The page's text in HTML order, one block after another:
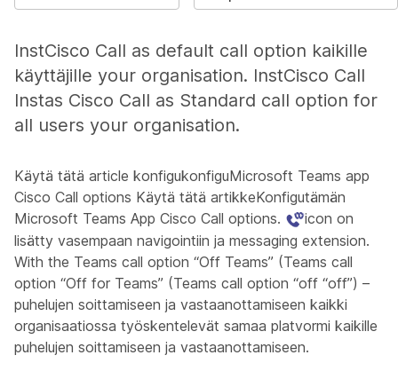
InstCisco Call as default call option kaikille
käyttäjille your organisation. InstCisco Call
Instas Cisco Call as Standard call option for
all users your organisation.
Käytä tätä article konfigukonfiguMicrosoft Teams app
Cisco Call options Käytä tätä artikkeKonfigutämän
Microsoft Teams App Cisco Call options.
icon on
lisätty vasempaan navigointiin ja messaging extension.
With the Teams call option “Off Teams” (Teams call
option “Off for Teams” (Teams call option “off “off”) –
puhelujen soittamiseen ja vastaanottamiseen kaikki
organisaatiossa työskentelevät samaa platvormi kaikille
puhelujen soittamiseen ja vastaanottamiseen.